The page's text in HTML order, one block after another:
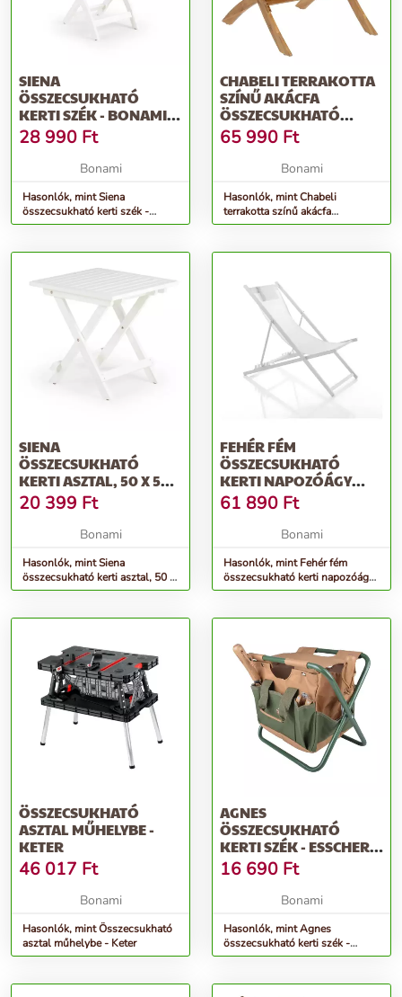
SIENA
ÖSSZECSUKHATÓ
KERTI SZÉK - BONAMI
ESSENTIALS
28 990 Ft
Bonami
Hasonlók, mint Siena
összecsukható kerti szék -
Bonami Essentials
CHABELI TERRAKOTTA
SZÍNŰ AKÁCFA
ÖSSZECSUKHATÓ
KERTI SZÉK - KAVE
HOME
65 990 Ft
Bonami
Hasonlók, mint Chabeli
terrakotta színű akácfa
összecsukható kerti szék - Kave
SIENA
ÖSSZECSUKHATÓ
KERTI ASZTAL, 50 X 50
CM - BONAMI
ESSENTIALS
20 399 Ft
Bonami
Hasonlók, mint Siena
összecsukható kerti asztal, 50 x
50 cm - Bonami Essentials
FEHÉR FÉM
ÖSSZECSUKHATÓ
KERTI NAPOZÓÁGY
MILOS – TOMASUCCI
61 890 Ft
Bonami
Hasonlók, mint Fehér fém
összecsukható kerti napozóágy
Milos – Tomasucci
ÖSSZECSUKHATÓ
ASZTAL MŰHELYBE -
KETER
46 017 Ft
Bonami
Hasonlók, mint Összecsukható
asztal műhelybe - Keter
AGNES
ÖSSZECSUKHATÓ
KERTI SZÉK - ESSCHERT
DESIGN
16 690 Ft
Bonami
Hasonlók, mint Agnes
összecsukható kerti szék -
Esschert Design